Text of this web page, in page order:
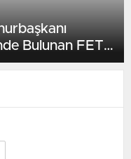
Bulunan FETÖ